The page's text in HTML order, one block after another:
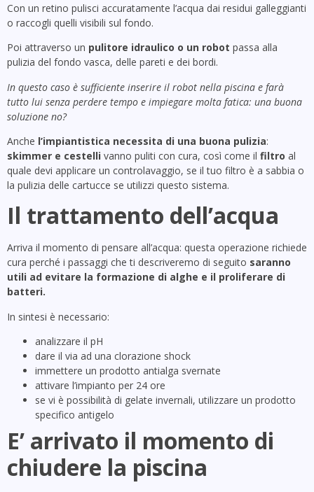
Con un retino pulisci accuratamente l’acqua dai residui galleggianti
o raccogli quelli visibili sul fondo.
Poi attraverso un pulitore idraulico o un robot passa alla
pulizia del fondo vasca, delle pareti e dei bordi.
In questo caso è sufficiente inserire il robot nella piscina e farà
tutto lui senza perdere tempo e impiegare molta fatica: una buona
soluzione no?
Anche l’impiantistica necessita di una buona pulizia:
skimmer e cestelli vanno puliti con cura, così come il filtro al
quale devi applicare un controlavaggio, se il tuo filtro è a sabbia o
la pulizia delle cartucce se utilizzi questo sistema.
Il trattamento dell’acqua
Arriva il momento di pensare all’acqua: questa operazione richiede
cura perché i passaggi che ti descriveremo di seguito saranno
utili ad evitare la formazione di alghe e il proliferare di
batteri.
In sintesi è necessario:
analizzare il pH
dare il via ad una clorazione shock
immettere un prodotto antialga svernate
attivare l’impianto per 24 ore
se vi è possibilità di gelate invernali, utilizzare un prodotto
specifico antigelo
E’ arrivato il momento di
chiudere la piscina